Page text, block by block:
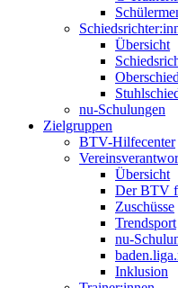
Übersicht
nu-Schulungen
Zielgruppen
BTV-Hilfecenter
Übersicht
Der BTV
Zuschüsse
Trendsport
nu-
Inklusion